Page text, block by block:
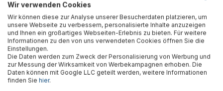
Bewertungen
Technische Daten
Warnhinweise
Wir verwenden Cookies
Wir können diese zur Analyse unserer Besucherdaten platzieren, um
unsere Webseite zu verbessern, personalisierte Inhalte anzuzeigen
und Ihnen ein großartiges Webseiten-Erlebnis zu bieten. Für weitere
Informationen zu den von uns verwendeten Cookies öffnen Sie die
Einstellungen.
Die Daten werden zum Zweck der Personalisierung von Werbung und
zur Messung der Wirksamkeit von Werbekampagnen erhoben. Die
Daten können mit Google LLC geteilt werden, weitere Informationen
finden Sie hier.
Abonniere jetzt unseren kostenlosen
Newsletter, verpasse keine Neuigkeiten und
Aktionen mehr und sichere Dir 5 %
Willkommensrabatt auf nicht reduzierte Ware
bei Deiner ersten Bestellung !*
Email